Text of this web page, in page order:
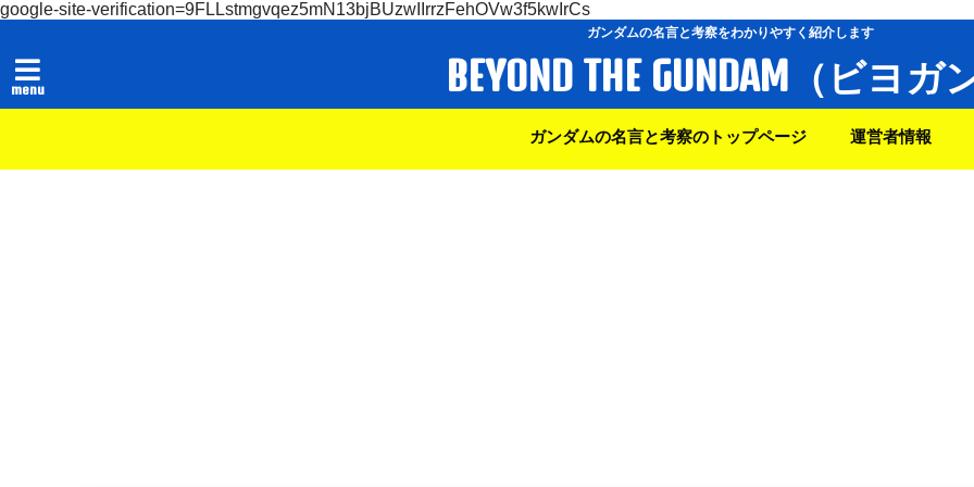
google-site-verification=9FLLstmgvqez5mN13bjBUzwIIrrzFehOVw3f5kwIrCs
ガンダムの名言と考察をわかりやすく紹介します
menu BEYOND THE GUNDAM（ビヨガ
ガンダムの名言と考察のトップページ 運営者情報